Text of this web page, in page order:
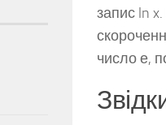
запис ln
число е,